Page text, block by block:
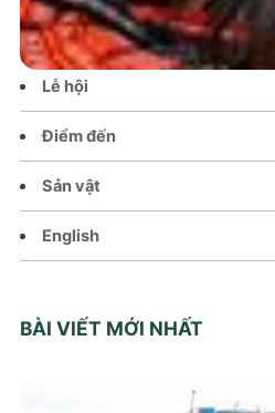
Văn hoá – Đời sống
Lễ hội
Điểm đến
Sản vật
English
BÀI VIẾT MỚI NHẤT